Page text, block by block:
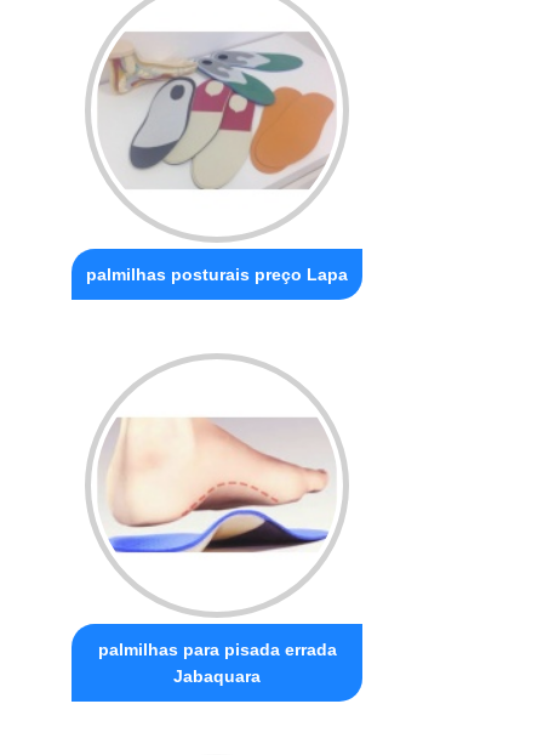
palmilhas posturais preço Lapa
palmilhas para pisada errada
Jabaquara